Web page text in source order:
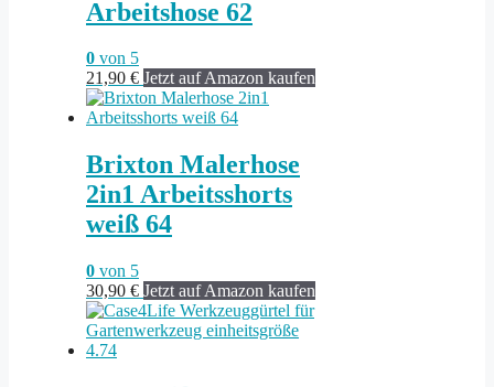
Arbeitshose 62
0 von 5
21,90 € Jetzt auf Amazon kaufen
Brixton Malerhose
2in1 Arbeitsshorts
weiß 64
0 von 5
30,90 € Jetzt auf Amazon kaufen